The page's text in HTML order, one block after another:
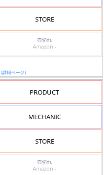
STORE
売切れ
Amazon -
（詳細ページ）
PRODUCT
MECHANIC
STORE
売切れ
Amazon -